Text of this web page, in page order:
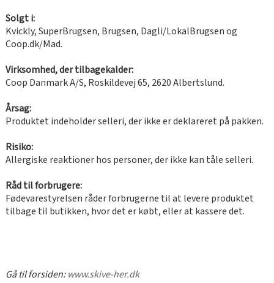
Solgt i:
Kvickly, SuperBrugsen, Brugsen, Dagli/LokalBrugsen og
Coop.dk/Mad.
Virksomhed, der tilbagekalder:
Coop Danmark A/S, Roskildevej 65, 2620 Albertslund.
Årsag:
Produktet indeholder selleri, der ikke er deklareret på pakken.
Risiko:
Allergiske reaktioner hos personer, der ikke kan tåle selleri.
Råd til forbrugere:
Fødevarestyrelsen råder forbrugerne til at levere produktet
tilbage til butikken, hvor det er købt, eller at kassere det.
Gå til forsiden:www.skive-her.dk